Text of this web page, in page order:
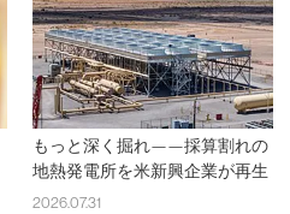
もっと深く掘れ——採算割れの
地熱発電所を米新興企業が再生
2026.07.31